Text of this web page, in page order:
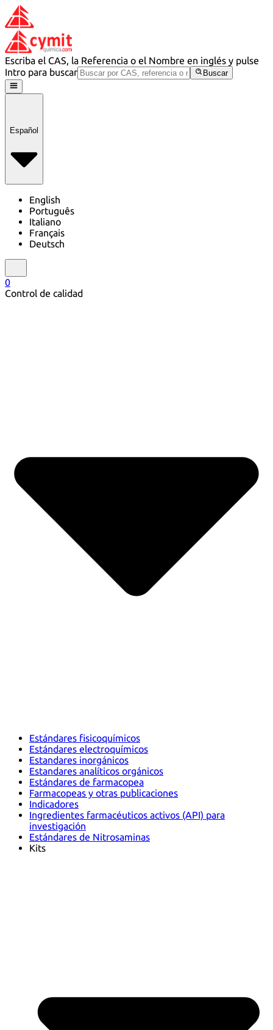
Escriba el CAS, la Referencia o el Nombre en inglés y pulse
Intro para buscar
Buscar
Español
English
Português
Italiano
Français
Deutsch
0
Control de calidad
Estándares fisicoquímicos
Estándares electroquímicos
Estandares inorgánicos
Estandares analíticos orgánicos
Estándares de farmacopea
Farmacopeas y otras publicaciones
Indicadores
Ingredientes farmacéuticos activos (API) para
investigación
Estándares de Nitrosaminas
Kits